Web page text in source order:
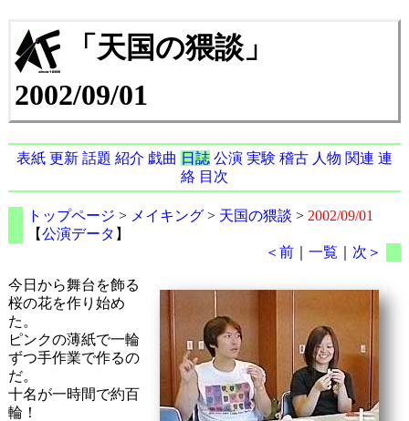
「天国の猥談」
2002/09/01
表紙 更新 話題 紹介 戯曲 日誌 公演 実験 稽古 人物 関連 連
絡 目次
トップページ > メイキング> 天国の猥談 > 2002/09/01
【公演データ 】
＜前 ｜一覧 次＞
今日から舞台を飾る
桜の花を作り始め
た。
ピンクの薄紙で一輪
ずつ手作業で作るの
だ。
十名が一時間で約百
輪！